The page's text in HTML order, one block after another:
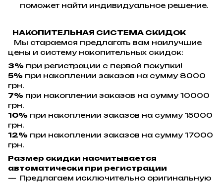
поможет найти индивидуальное решение.
НАКОПИТЕЛЬНАЯ СИСТЕМА СКИДОК
Мы стараемся предлагать вам наилучшие
цены и систему накопительных скидок:
3% при регистрации с первой покупки!
5% при накоплении заказов на сумму 8000
грн.
7% при накоплении заказов на сумму 10000
грн.
10% при накоплении заказов на сумму 15000
грн.
12% при накоплении заказов на сумму 17000
грн.
Размер скидки насчитывается
автоматически при регистрации
Предлагаем исключительно оригинальную